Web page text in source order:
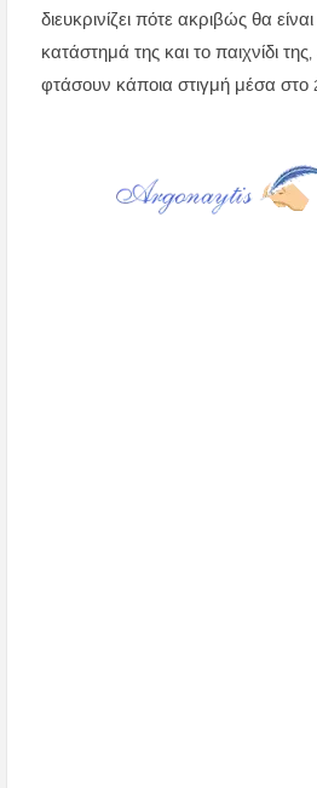
διευκρινίζει πότε ακριβώς θα
κατάστημά της και το παιχνίδι
φτάσουν κάποια στιγμή μέσα στο